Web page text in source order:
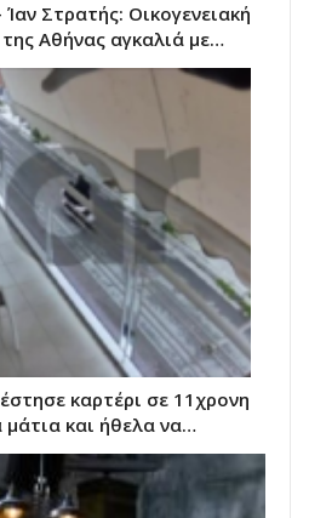
Στρατής: Οικογενειακή
Αθήνας αγκαλιά με…
καρτέρι σε 11χρονη
και ήθελα να…